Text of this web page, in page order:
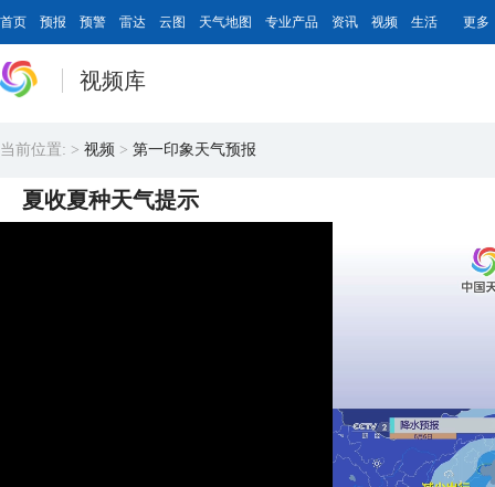
首页 预报 预警 雷达 云图 天气地图 专业产品 资讯 视频 生活 更多
视频库
当前位置: > 视频 > 第一印象天气预报
夏收夏种天气提示